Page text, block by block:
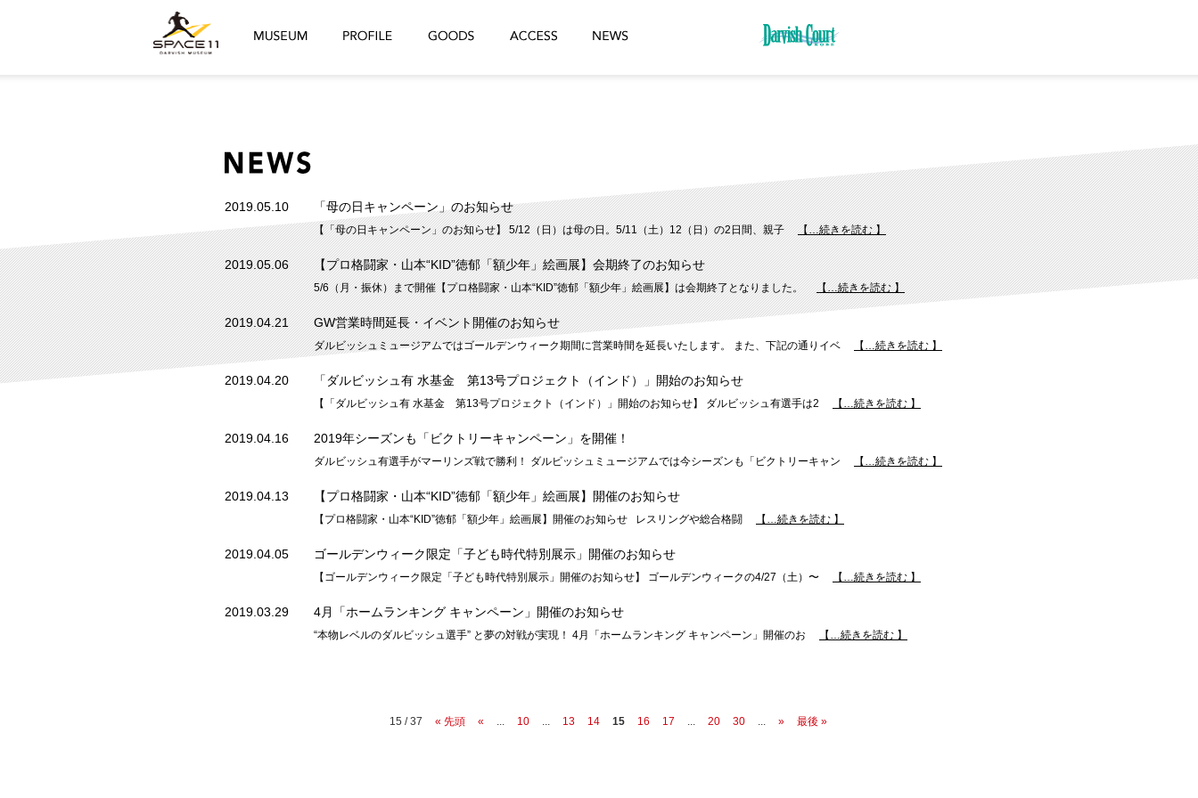
2019.05.10 「母の日キャンペーン」のお知らせ
【「母の日キャンペーン」のお知らせ】 5/12（日）は母の日。5/11（土）12（日）の2日間、親子 【…続きを読む 】
2019.05.06 【プロ格闘家・山本“KID”徳郁「額少年」絵画展】会期終了のお知らせ
5/6（月・振休）まで開催【プロ格闘家・山本“KID”徳郁「額少年」絵画展】は会期終了となりました。 【…続きを読む 】
2019.04.21 GW営業時間延長・イベント開催のお知らせ
ダルビッシュミュージアムではゴールデンウィーク期間に営業時間を延長いたします。 また、下記の通りイベ 【…続きを読む 】
2019.04.20 「ダルビッシュ有 水基金 第13号プロジェクト（インド）」開始のお知らせ
【「ダルビッシュ有 水基金 第13号プロジェクト（インド）」開始のお知らせ】 ダルビッシュ有選手は2 【…続きを読む 】
2019.04.16 2019年シーズンも「ビクトリーキャンペーン」を開催！
ダルビッシュ有選手がマーリンズ戦で勝利！ ダルビッシュミュージアムでは今シーズンも「ビクトリーキャン 【…続きを読む 】
2019.04.13 【プロ格闘家・山本“KID”徳郁「額少年」絵画展】開催のお知らせ
【プロ格闘家・山本“KID”徳郁「額少年」絵画展】開催のお知らせ レスリングや総合格闘 【…続きを読む 】
2019.04.05 ゴールデンウィーク限定「子ども時代特別展示」開催のお知らせ
【ゴールデンウィーク限定「子ども時代特別展示」開催のお知らせ】 ゴールデンウィークの4/27（土）〜 【…続きを読む 】
2019.03.29 4月「ホームランキング キャンペーン」開催のお知らせ
“本物レベルのダルビッシュ選手” と夢の対戦が実現！ 4月「ホームランキング キャンペーン」開催のお 【…続きを読む 】
15 / 37 « 先頭 « ... 10 ... 13 14 15 16 17 ... 20 30 ... » 最後 »